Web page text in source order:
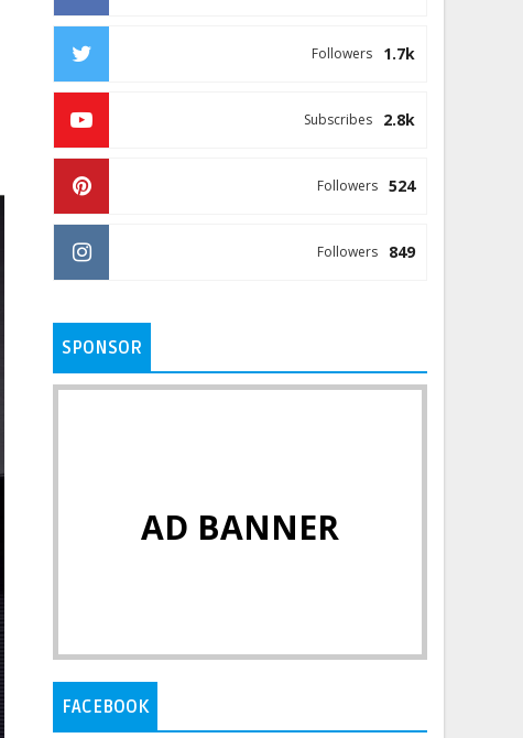
1.7k
Followers
2.8k
Subscribes
524
Followers
849
Followers
SPONSOR
AD BANNER
FACEBOOK